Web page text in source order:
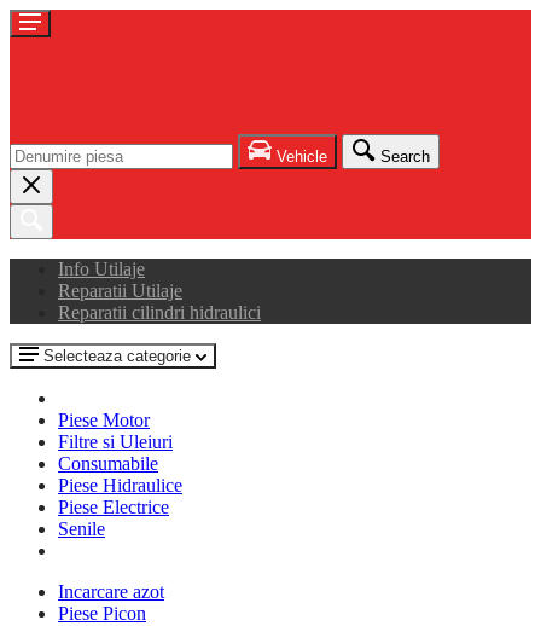
Vehicle Search
Info Utilaje
Reparatii Utilaje
Reparatii cilindri hidraulici
Selecteaza categorie
Piese Motor
Filtre si Uleiuri
Consumabile
Piese Hidraulice
Piese Electrice
Senile
Incarcare azot
Piese Picon